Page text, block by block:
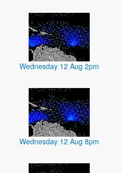
Wednesday 12 Aug 2pm
Wednesday 12 Aug 8pm